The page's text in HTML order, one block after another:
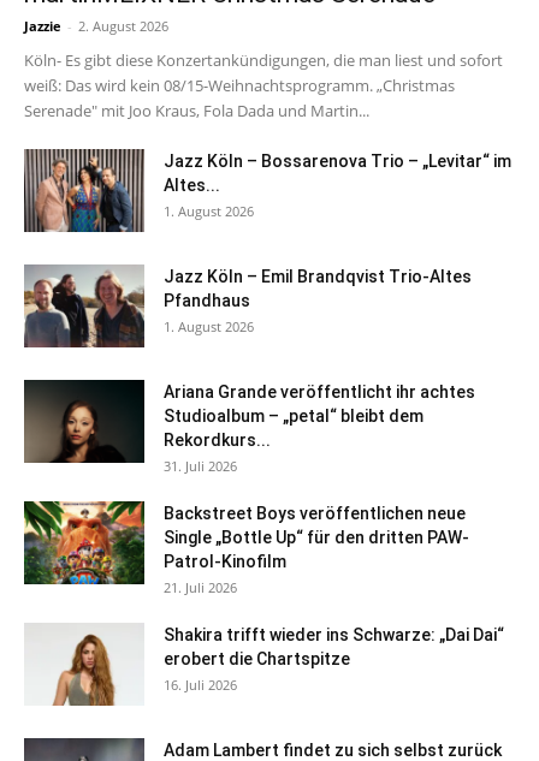
Jazzie - 2. August 2026
Köln- Es gibt diese Konzertankündigungen, die man liest und sofort
weiß: Das wird kein 08/15-Weihnachtsprogramm. „Christmas
Serenade" mit Joo Kraus, Fola Dada und Martin...
Jazz Köln – Bossarenova Trio – „Levitar“ im
Altes...
1. August 2026
Jazz Köln – Emil Brandqvist Trio-Altes
Pfandhaus
1. August 2026
Ariana Grande veröffentlicht ihr achtes
Studioalbum – „petal“ bleibt dem
Rekordkurs...
31. Juli 2026
Backstreet Boys veröffentlichen neue
Single „Bottle Up“ für den dritten PAW-
Patrol-Kinofilm
21. Juli 2026
Shakira trifft wieder ins Schwarze: „Dai Dai“
erobert die Chartspitze
16. Juli 2026
Adam Lambert findet zu sich selbst zurück